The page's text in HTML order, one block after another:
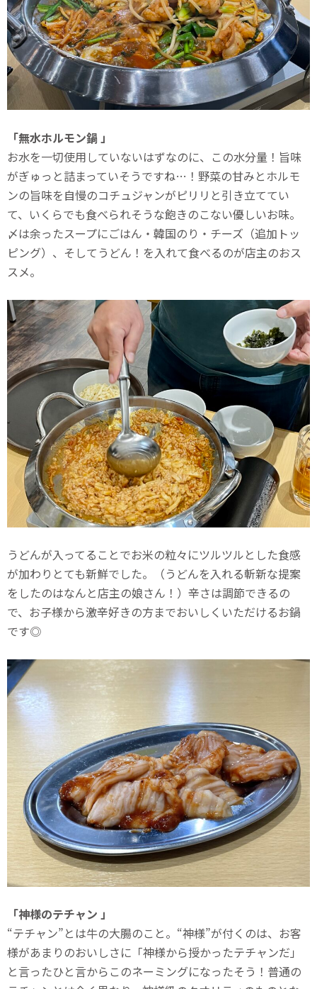
「無水ホルモン鍋 」
お水を一切使用していないはずなのに、この水分量！旨味
がぎゅっと詰まっていそうですね…！野菜の甘みとホルモ
ンの旨味を自慢のコチュジャンがピリリと引き立ててい
て、いくらでも食べられそうな飽きのこない優しいお味。
〆は余ったスープにごはん・韓国のり・チーズ（追加トッ
ピング）、そしてうどん！を入れて食べるのが店主のおス
スメ。
うどんが入ってることでお米の粒々にツルツルとした食感
が加わりとても新鮮でした。（うどんを入れる斬新な提案
をしたのはなんと店主の娘さん！）辛さは調節できるの
で、お子様から激辛好きの方までおいしくいただけるお鍋
です◎
「神様のテチャン 」
“テチャン”とは牛の大腸のこと。“神様”が付くのは、お客
様があまりのおいしさに「神様から授かったテチャンだ」
と言ったひと言からこのネーミングになったそう！普通の